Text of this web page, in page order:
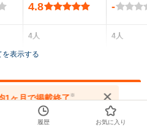
4.8
4人
3ドア
1.73m
-
4人
1.69m
を表示する
できるクルマ
1ヶ月で掲載終了※
い合わせください
履歴 お気に入り